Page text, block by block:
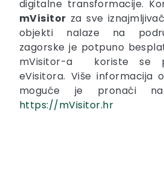
digitalne transformacije.
mVisitor za sve
objekti nalaze na
zagorske je potpuno
mVisitor-a koriste se
eVisitora. Više informacija
moguće je pronaći
https://mVisitor.hr